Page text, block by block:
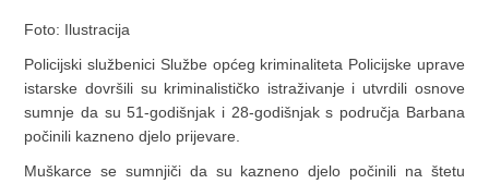
Foto: Ilustracija
Policijski službenici Službe općeg kriminaliteta Policijske uprave
istarske dovršili su kriminalističko istraživanje i utvrdili osnove
sumnje da su 51-godišnjak i 28-godišnjak s područja Barbana
počinili kazneno djelo prijevare.
Muškarce se sumnjiči da su kazneno djelo počinili na štetu